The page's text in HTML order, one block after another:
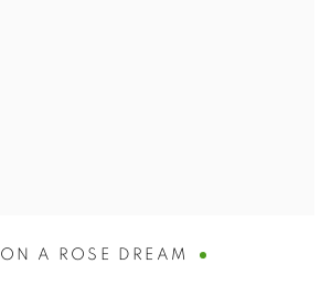
ON A ROSE DREAM